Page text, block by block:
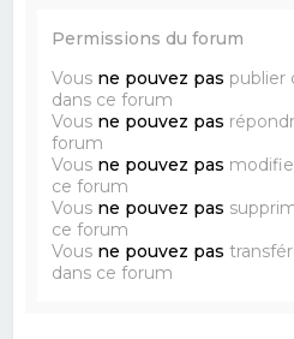
Permissions du forum
Vous ne pouvez pas publier
dans ce forum
Vous ne pouvez pas
forum
Vous ne pouvez pas
ce forum
Vous ne pouvez pas
ce forum
Vous ne pouvez pas
dans ce forum